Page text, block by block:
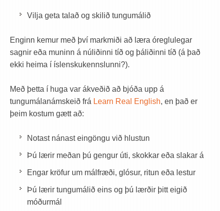
Vilja geta talað og skilið tungumálið
Enginn kemur með því markmiði að læra óreglulegar
sagnir eða muninn á núliðinni tíð og þáliðinni tíð (á það
ekki heima í íslenskukennslunni?).
Með þetta í huga var ákveðið að bjóða upp á
tungumálanámskeið frá Learn Real English, en það er
þeim kostum gætt að:
Notast nánast eingöngu við hlustun
Þú lærir meðan þú gengur úti, skokkar eða slakar á
Engar kröfur um málfræði, glósur, ritun eða lestur
Þú lærir tungumálið eins og þú lærðir þitt eigið
móðurmál